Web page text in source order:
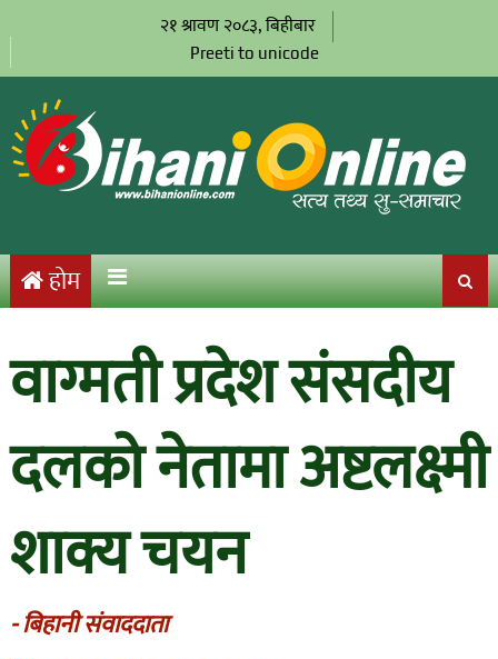
२१ श्रावण २०८३, बिहीबार
Preeti to unicode
होम
वाग्मती प्रदेश संसदीय
दलको नेतामा अष्टलक्ष्मी
शाक्य चयन
- बिहानी संवाददाता